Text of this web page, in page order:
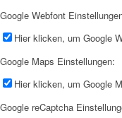
Google Webfont
Hier klicken, um Google
Google Maps Einstellungen:
Hier klicken, um Google
Google reCaptcha